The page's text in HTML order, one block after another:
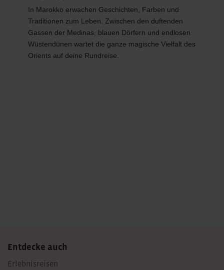
In Marokko erwachen Geschichten, Farben und
Traditionen zum Leben. Zwischen den duftenden
Gassen der Medinas, blauen Dörfern und endlosen
Wüstendünen wartet die ganze magische Vielfalt des
Orients auf deine Rundreise.
Entdecke auch
Erlebnisreisen